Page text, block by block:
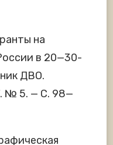
на
в 20—30-
ДВО.
№ 5. — С. 98—